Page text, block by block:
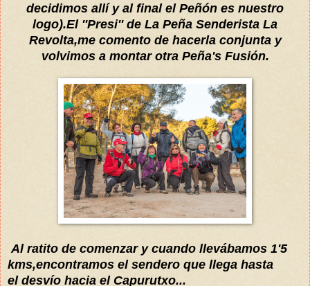
decidimos allíy al final el Peñón es nuestro
logo).El ''Presi'' de La Peña Senderista La
Revolta,me comento de hacerla conjunta y
volvimos a montar otra Peña's Fusión.
Al ratito de comenzar y cuando llevábamos 1'5
kms,encontramos el sendero que llega hasta
el desvío hacia el Capurutxo...